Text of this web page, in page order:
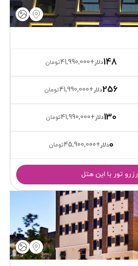
148دلار+
41,990,000تومان
256دلار+
41,990,000تومان
130دلار+
41,990,000تومان
0دلار+
45,900,000تومان
رزرو تور با این هتل